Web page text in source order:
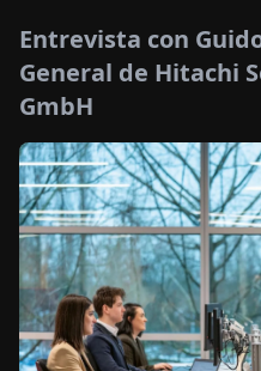
Entrevista con
General de Hitachi
GmbH